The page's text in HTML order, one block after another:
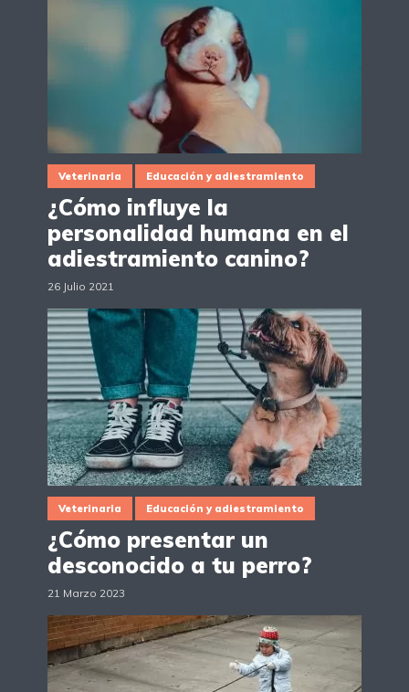
Veterinaria Educación y adiestramiento
¿Cómo influye la
personalidad humana en el
adiestramiento canino?
26 Julio 2021
Veterinaria Educación y adiestramiento
¿Cómo presentar un
desconocido a tu perro?
21 Marzo 2023